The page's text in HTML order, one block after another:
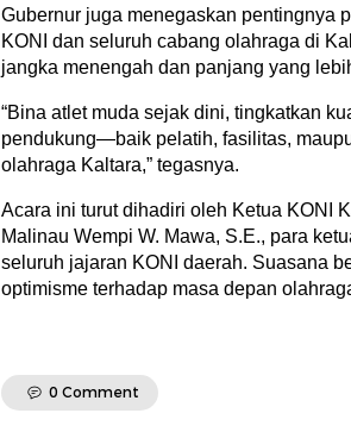
Gubernur juga menegaskan pentingnya
KONI dan seluruh cabang olahraga di
jangka menengah dan panjang yang
“Bina atlet muda sejak dini, tingkatkan
pendukung—baik pelatih, fasilitas,
olahraga Kaltara,” tegasnya.
Acara ini turut dihadiri oleh Ketua KONI
Malinau Wempi W. Mawa, S.E., para
seluruh jajaran KONI daerah. Suasana
optimisme terhadap masa depan
0 Comment